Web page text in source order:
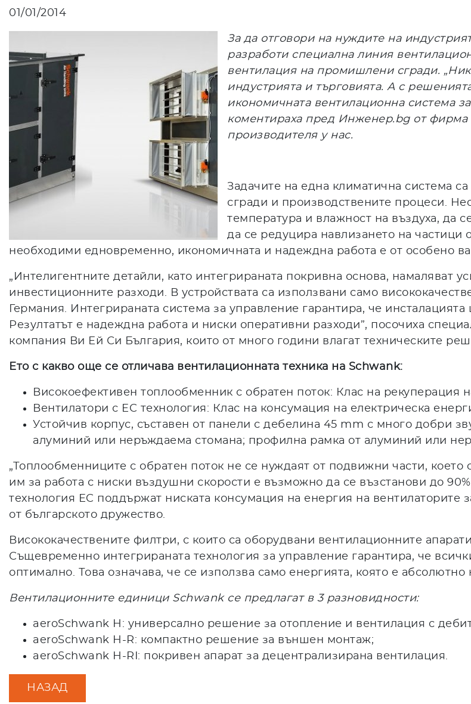
01/01/2014
За да отговори на нуждите на
разработи специална линия
вентилация на промишлени сгради.
индустрията и търговията. А с
икономичната вентилационна система
коментираха пред Инженер.bg от фирма
производителя у нас.
Задачите на една климатична система
сгради и производствените процеси.
температура и влажност на въздуха, да
да се редуцира навлизането на частици
необходими едновременно, икономичната и надеждна работа е от особено
„Интелигентните детайли, като интегрираната покривна основа, намаляват
инвестиционните разходи. В устройствата са използвани само
Германия. Интегрираната система за управление гарантира, че
Резултатът е надеждна работа и ниски оперативни разходи”, посочиха
компания Ви Ей Си България, които от много години влагат техническите
Ето с какво още се отличава вентилационната техника на Schwank:
Високоефективен топлообменник с обратен поток: Клас на рекуперация
Вентилатори с EC технология: Клас на консумация на електрическа
Устойчив корпус, съставен от панели с дебелина 45 mm с много добри
алуминий или неръждаема стомана; профилна рамка от алуминий или
„Топлообменниците с обратен поток не се нуждаят от подвижни части,
им за работа с ниски въздушни скорости е възможно да се възстанови до
технология EC поддържат ниската консумация на енергия на вентилаторите
от българското дружество.
Висококачествените филтри, с които са оборудвани вентилационните
Същевременно интегрираната технология за управление гарантира, че
оптимално. Това означава, че се използва само енергията, която е
Вентилационните единици Schwank се предлагат в 3 разновидности:
aeroSchwank H: универсално решение за отопление и вентилация с
aeroSchwank H-R: компактно решение за външен монтаж;
aeroSchwank H-RI: покривен апарат за децентрализирана вентилация.
НАЗАД